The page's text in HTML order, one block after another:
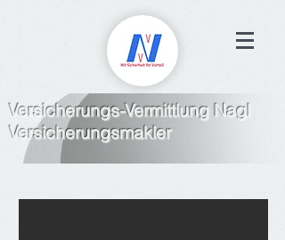
Versicherungs-Vermittlung Nagl
Versicherungsmakler